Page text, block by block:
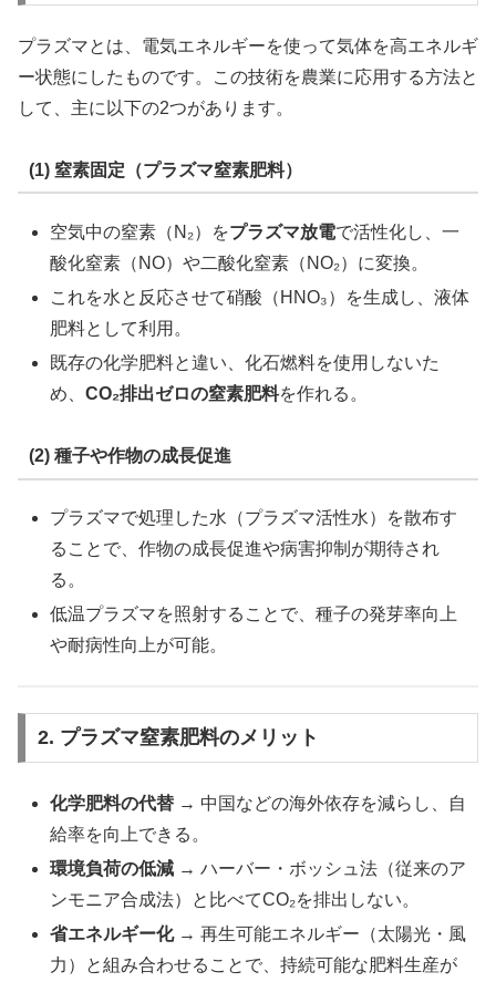
プラズマとは、電気エネルギーを使って気体を高エネルギ
ー状態にしたものです。この技術を農業に応用する方法と
して、主に以下の2つがあります。
(1) 窒素固定（プラズマ窒素肥料）
空気中の窒素（N₂）をプラズマ放電で活性化し、一
酸化窒素（NO）や二酸化窒素（NO₂）に変換。
これを水と反応させて硝酸（HNO₃）を生成し、液体
肥料として利用。
既存の化学肥料と違い、化石燃料を使用しないた
め、CO₂排出ゼロの窒素肥料を作れる。
(2) 種子や作物の成長促進
プラズマで処理した水（プラズマ活性水）を散布す
ることで、作物の成長促進や病害抑制が期待され
る。
低温プラズマを照射することで、種子の発芽率向上
や耐病性向上が可能。
2. プラズマ窒素肥料のメリット
化学肥料の代替 → 中国などの海外依存を減らし、自
給率を向上できる。
環境負荷の低減 → ハーバー・ボッシュ法（従来のア
ンモニア合成法）と比べてCO₂を排出しない。
省エネルギー化→ 再生可能エネルギー（太陽光・風
力）と組み合わせることで、持続可能な肥料生産が